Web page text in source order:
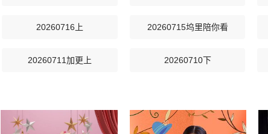
20260716上 20260715坞里陪你看
20260711加更上 20260710下
20260629超越目标坞民下 20260629超越目标坞民上